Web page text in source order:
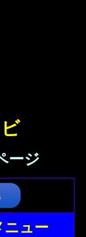
ージ
ニュー